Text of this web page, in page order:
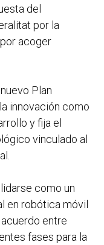
del
por la
acoger
Plan
innovación como
y fija el
vinculado al
como un
en robótica móvil
entre
fases para la